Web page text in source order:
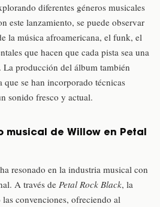
diferentes géneros musicales
este lanzamiento, se puede observar
la música afroamericana, el funk, el
que hacen que cada pista sea una
producción del álbum también
se han incorporado técnicas
sonido fresco y actual.
musical de Willow en Petal
ha resonado en la industria musical con
A través de Petal Rock Black, la
convenciones, ofreciendo al